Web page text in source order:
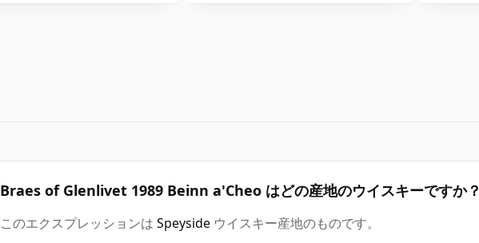
Braes of Glenlivet 1989 Beinn a'Cheo はどの産地のウイスキーですか？
このエクスプレッションは Speyside ウイスキー産地のものです。